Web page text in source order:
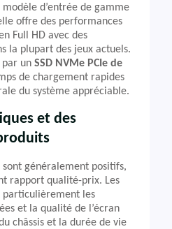
modèle d’entrée de gamme
offre des performances
Full HD avec des
la plupart des jeux actuels.
par un SSD NVMe PCIe de
de chargement rapides
du système appréciable.
et des
sont généralement positifs,
rapport qualité-prix. Les
particulièrement les
et la qualité de l’écran
châssis et la durée de vie